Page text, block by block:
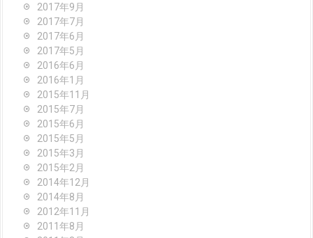
2017年9月
2017年7月
2017年6月
2017年5月
2016年6月
2016年1月
2015年11月
2015年7月
2015年6月
2015年5月
2015年3月
2015年2月
2014年12月
2014年8月
2012年11月
2011年8月